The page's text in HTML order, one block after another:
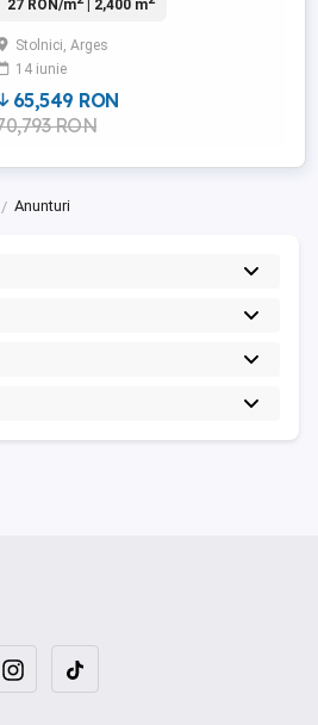
laturi si are geamuri termopan. Suprafata
, dintre care 1000mp curti-
1114mp gradina si 279mp
teren vita de vie, ...
27 RON/m | 2,400 m
Stolnici, Arges
14 iunie
65,549 RON
RON
Anunturi